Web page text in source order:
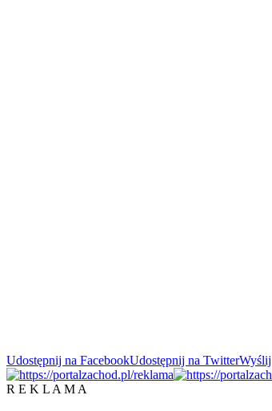
Udostępnij na FacebookUdostępnij na Twitter
R E K L A M A